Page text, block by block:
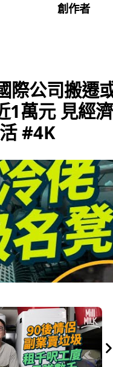
創作者
公司搬遷
萬元 見經
#4K